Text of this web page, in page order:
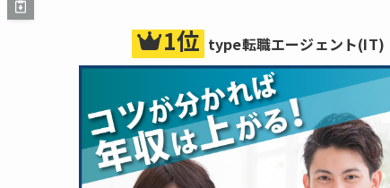
1位 type転職エージェント(IT)